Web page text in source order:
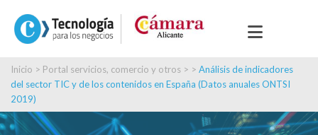
Inicio > Portal servicios, comercio y otros > > Análisis de indicadores
del sector TIC y de los contenidos en España (Datos anuales ONTSI
2019)